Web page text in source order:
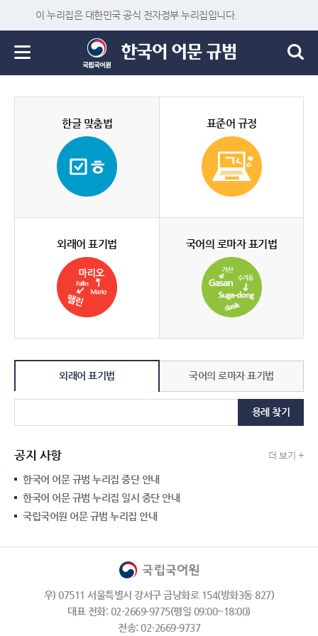
이 누리집은 대한민국 공식 전자정부 누리집입니다.
한글 맞춤법 표준어 규정
외래어 표기법 국어의 로마자 표기법
외래어 표기법 국어의 로마자 표기법
용례 찾기
공지 사항 더 보기 +
한국어 어문 규범 누리집 중단 안내
한국어 어문 규범 누리집 일시 중단 안내
국립국어원 어문 규범 누리집 안내
우) 07511 서울특별시 강서구 금낭화로 154(방화3동 827)
대표 전화: 02-2669-9775(평일 09:00~18:00)
전송: 02-2669-9737